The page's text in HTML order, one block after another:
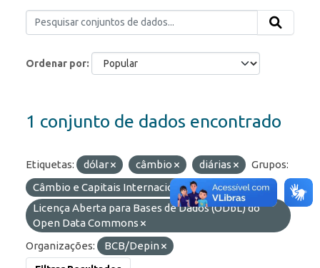
Ordenar por
1 conjunto de dados encontrado
Etiquetas: dólar câmbio diárias
Grupos:
Câmbio e Capitais Internacionais
Licenças:
Licença Aberta para Bases de Dados (ODbL) do
Open Data Commons
Organizações:
BCB/Depin